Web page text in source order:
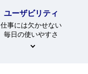
ユーザビリティ
仕事には欠かせない
毎日の使いやすさ